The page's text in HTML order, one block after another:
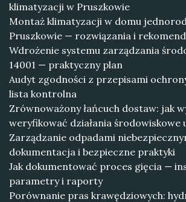
klimatyzacji w Pruszkowie
Montaż klimatyzacji w domu
Pruszkowie — rozwiązania i
Wdrożenie systemu zarządzania
14001 — praktyczny plan
Audyt zgodności z przepisami
lista kontrolna
Zrównoważony łańcuch dostaw: jak
weryfikować działania środowiskowe
Zarządzanie odpadami
dokumentacja i bezpieczne praktyki
Jak dokumentować proces gięcia —
parametry i raporty
Porównanie pras krawędziowych: